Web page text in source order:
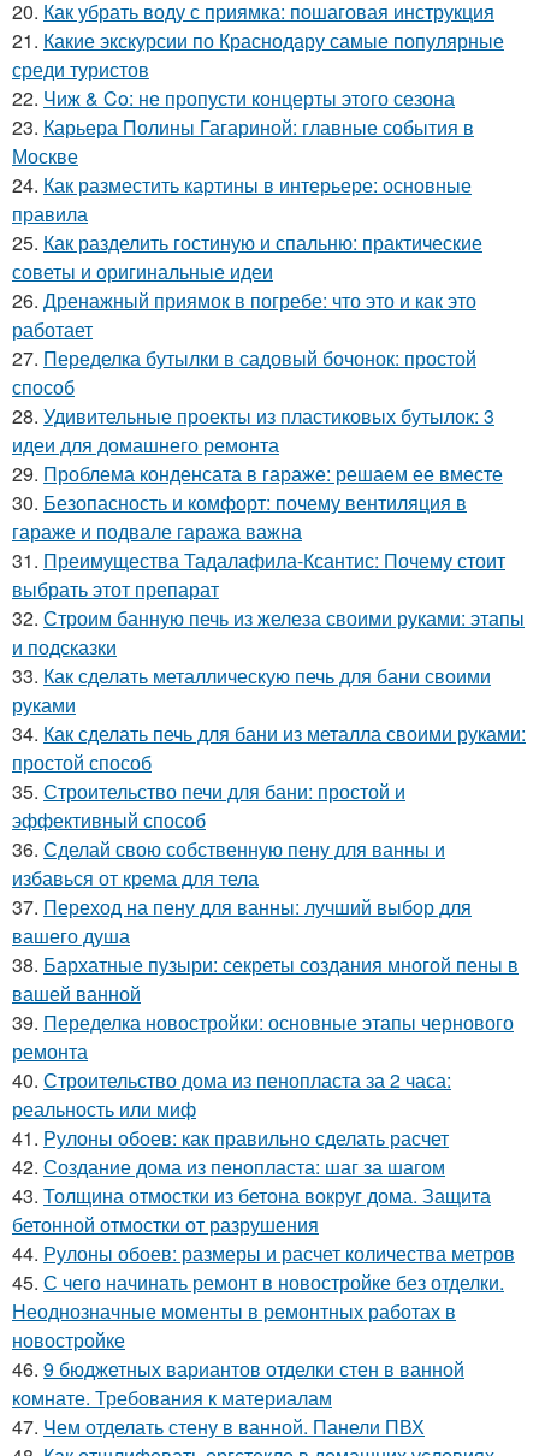
20. Как убрать воду с приямка: пошаговая инструкция
21. Какие экскурсии по Краснодару самые популярные
среди туристов
22. Чиж & Co: не пропусти концерты этого сезона
23. Карьера Полины Гагариной: главные события в
Москве
24. Как разместить картины в интерьере: основные
правила
25. Как разделить гостиную и спальню: практические
советы и оригинальные идеи
26. Дренажный приямок в погребе: что это и как это
работает
27. Переделка бутылки в садовый бочонок: простой
способ
28. Удивительные проекты из пластиковых бутылок: 3
идеи для домашнего ремонта
29. Проблема конденсата в гараже: решаем ее вместе
30. Безопасность и комфорт: почему вентиляция в
гараже и подвале гаража важна
31. Преимущества Тадалафила-Ксантис: Почему стоит
выбрать этот препарат
32. Строим банную печь из железа своими руками: этапы
и подсказки
33. Как сделать металлическую печь для бани своими
руками
34. Как сделать печь для бани из металла своими руками:
простой способ
35. Строительство печи для бани: простой и
эффективный способ
36. Сделай свою собственную пену для ванны и
избавься от крема для тела
37. Переход на пену для ванны: лучший выбор для
вашего душа
38. Бархатные пузыри: секреты создания многой пены в
вашей ванной
39. Переделка новостройки: основные этапы чернового
ремонта
40. Строительство дома из пенопласта за 2 часа:
реальность или миф
41. Рулоны обоев: как правильно сделать расчет
42. Создание дома из пенопласта: шаг за шагом
43. Толщина отмостки из бетона вокруг дома. Защита
бетонной отмостки от разрушения
44. Рулоны обоев: размеры и расчет количества метров
45. С чего начинать ремонт в новостройке без отделки.
Неоднозначные моменты в ремонтных работах в
новостройке
46. 9 бюджетных вариантов отделки стен в ванной
комнате. Требования к материалам
47. Чем отделать стену в ванной. Панели ПВХ